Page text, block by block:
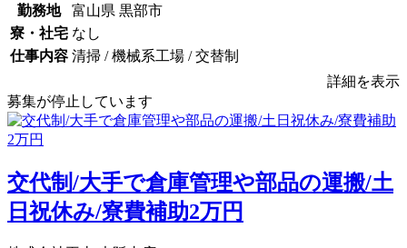
勤務地
富山県 黒部市
寮・社宅 なし
仕事内容 清掃 / 機械系工場 / 交替制
詳細を表示
募集が停止しています
交代制/大手で倉庫管理や部品の運搬/土
日祝休み/寮費補助2万円